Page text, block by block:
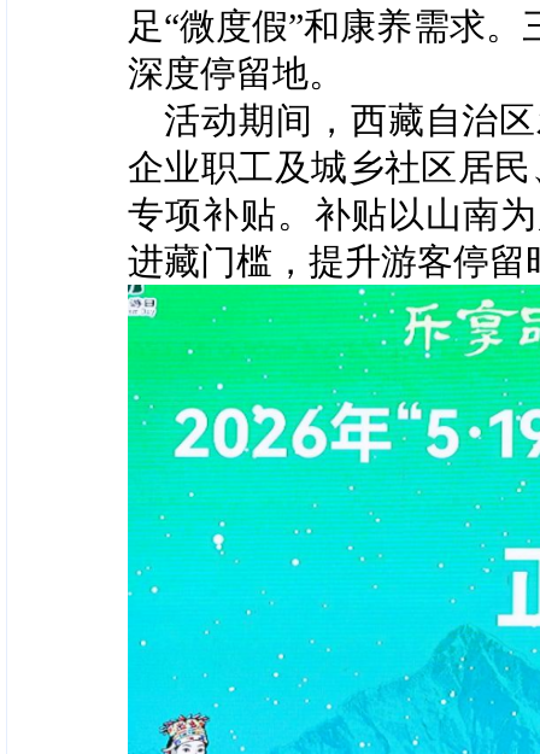
足“微度假”和康养需求。
深度停留地。
活动期间，西藏自治
企业职工及城乡社区居民
专项补贴。补贴以山南
进藏门槛，提升游客停